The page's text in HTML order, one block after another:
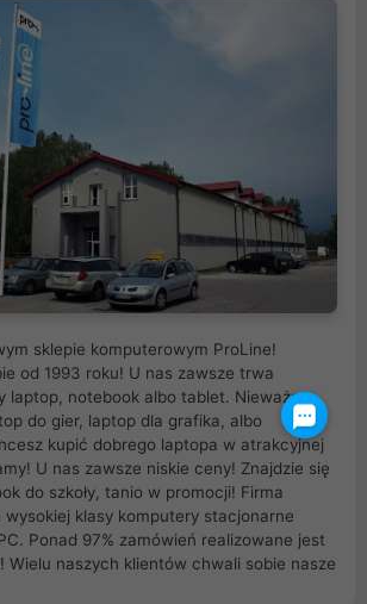
sklepie komputerowym ProLine!
od 1993 roku! U nas zawsze trwa
laptop, notebook albo tablet. Nieważne
do gier, laptop dla grafika, albo
kupić dobrego laptopa w atrakcyjnej
U nas zawsze niskie ceny! Znajdzie się
do szkoły, tanio w promocji! Firma
wysokiej klasy komputery stacjonarne
Ponad 97% zamówień realizowane jest
Wielu naszych klientów chwali sobie nasze